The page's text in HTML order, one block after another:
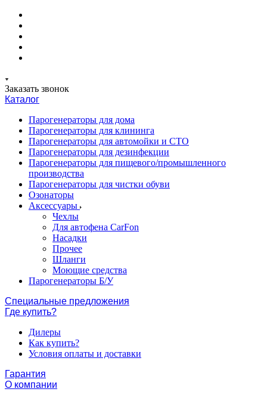
Заказать звонок
Каталог
Парогенераторы для дома
Парогенераторы для клининга
Парогенераторы для автомойки и СТО
Парогенераторы для дезинфекции
Парогенераторы для пищевого/промышленного
производства
Парогенераторы для чистки обуви
Озонаторы
Аксессуары
Чехлы
Для автофена CarFon
Насадки
Прочее
Шланги
Моющие средства
Парогенераторы Б/У
Специальные предложения
Где купить?
Дилеры
Как купить?
Условия оплаты и доставки
Гарантия
О компании